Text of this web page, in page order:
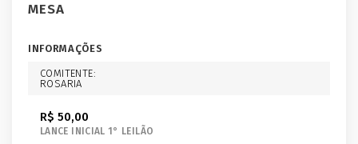
MESA
INFORMAÇÕES
COMITENTE:
ROSARIA
R$ 50,00
LANCE INICIAL 1° LEILÃO